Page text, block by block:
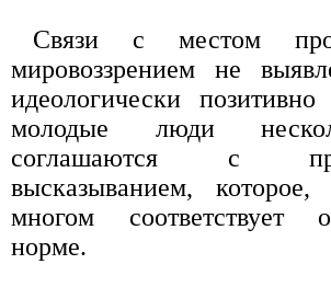
Связи с местом
мировоззрением не
идеологически позитивно
молодые люди
соглашаются с
высказыванием,
многом соответствует
норме.